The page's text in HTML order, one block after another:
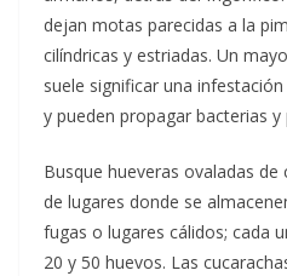
dejan motas parecidas a la
cilíndricas y estriadas. Un
suele significar una
y pueden propagar bacterias y
Busque hueveras ovaladas
de lugares donde se
fugas o lugares cálidos; cada
20 y 50 huevos. Las